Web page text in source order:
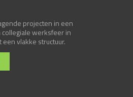
projecten in een
collegiale werksfeer in
vlakke structuur.